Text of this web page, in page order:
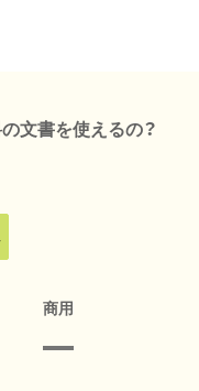
文書を使えるの？
商用